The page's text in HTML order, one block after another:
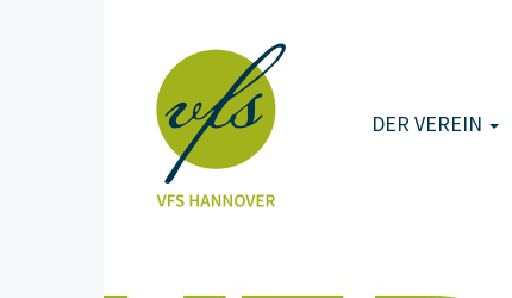
DER VEREIN